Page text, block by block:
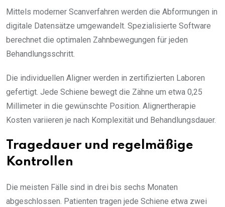
Mittels moderner Scanverfahren werden die Abformungen in
digitale Datensätze umgewandelt. Spezialisierte Software
berechnet die optimalen Zahnbewegungen für jeden
Behandlungsschritt.
Die individuellen Aligner werden in zertifizierten Laboren
gefertigt. Jede Schiene bewegt die Zähne um etwa 0,25
Millimeter in die gewünschte Position. Alignertherapie
Kosten variieren je nach Komplexität und Behandlungsdauer.
Tragedauer und regelmäßige
Kontrollen
Die meisten Fälle sind in drei bis sechs Monaten
abgeschlossen. Patienten tragen jede Schiene etwa zwei